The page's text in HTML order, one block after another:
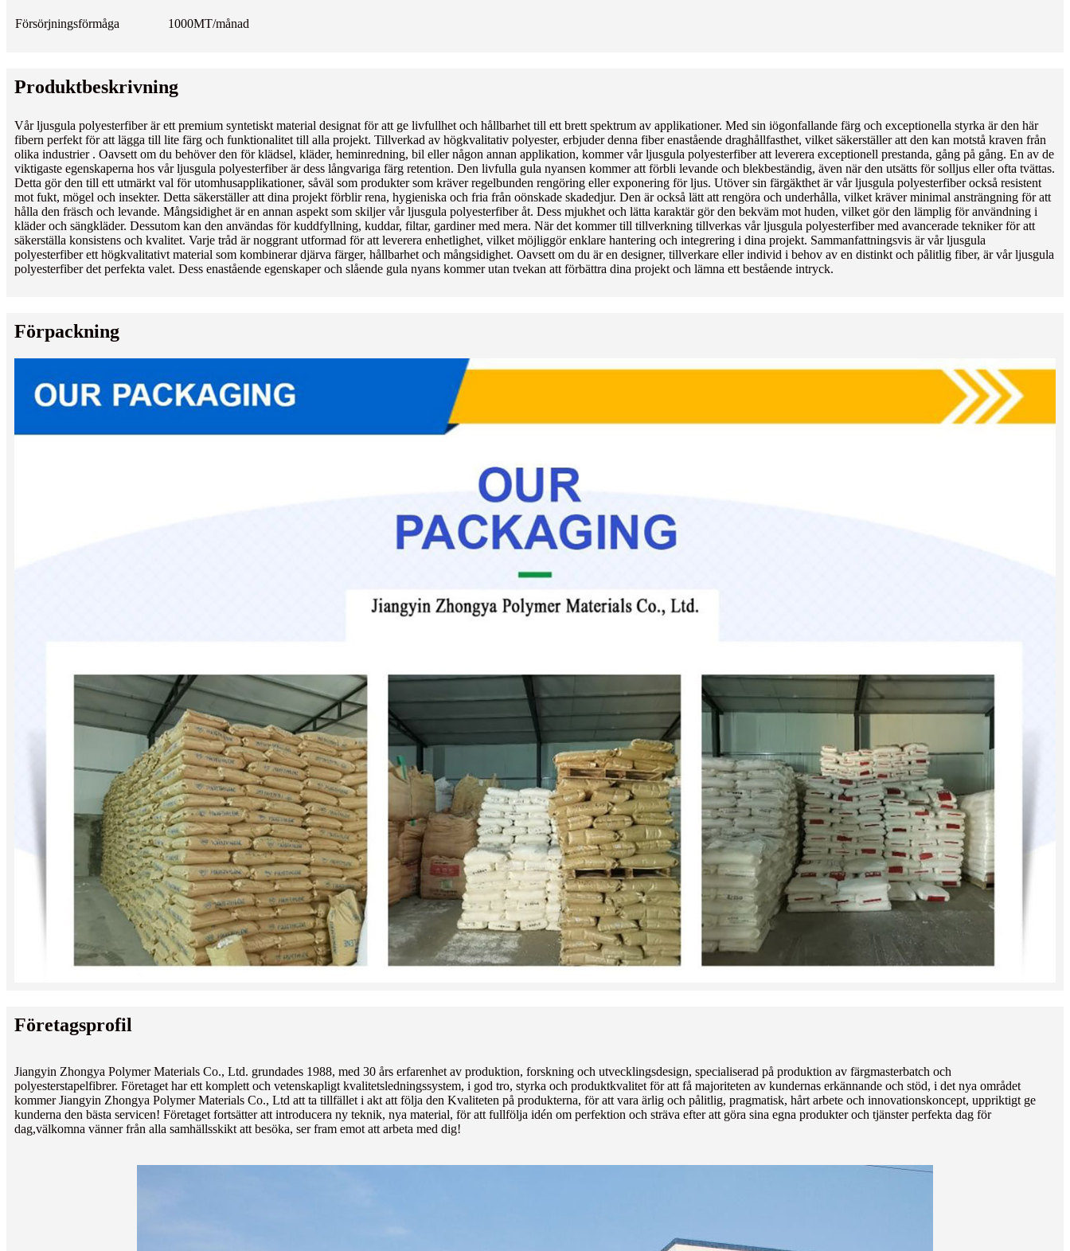
Försörjningsförmåga 1000MT/månad
Produktbeskrivning
Vår ljusgula polyesterfiber är ett premium syntetiskt material designat för att ge livfullhet och hållbarhet till ett brett spektrum av applikationer. Med sin iögonfallande färg och exceptionella styrka är den här
fibern perfekt för att lägga till lite färg och funktionalitet till alla projekt. Tillverkad av högkvalitativ polyester, erbjuder denna fiber enastående draghållfasthet, vilket säkerställer att den kan motstå kraven från
olika industrier . Oavsett om du behöver den för klädsel, kläder, heminredning, bil eller någon annan applikation, kommer vår ljusgula polyesterfiber att leverera exceptionell prestanda, gång på gång. En av de
viktigaste egenskaperna hos vår ljusgula polyesterfiber är dess långvariga färg retention. Den livfulla gula nyansen kommer att förbli levande och blekbeständig, även när den utsätts för solljus eller ofta tvättas.
Detta gör den till ett utmärkt val för utomhusapplikationer, såväl som produkter som kräver regelbunden rengöring eller exponering för ljus. Utöver sin färgäkthet är vår ljusgula polyesterfiber också resistent
mot fukt, mögel och insekter. Detta säkerställer att dina projekt förblir rena, hygieniska och fria från oönskade skadedjur. Den är också lätt att rengöra och underhålla, vilket kräver minimal ansträngning för att
hålla den fräsch och levande. Mångsidighet är en annan aspekt som skiljer vår ljusgula polyesterfiber åt. Dess mjukhet och lätta karaktär gör den bekväm mot huden, vilket gör den lämplig för användning i
kläder och sängkläder. Dessutom kan den användas för kuddfyllning, kuddar, filtar, gardiner med mera. När det kommer till tillverkning tillverkas vår ljusgula polyesterfiber med avancerade tekniker för att
säkerställa konsistens och kvalitet. Varje tråd är noggrant utformad för att leverera enhetlighet, vilket möjliggör enklare hantering och integrering i dina projekt. Sammanfattningsvis är vår ljusgula
polyesterfiber ett högkvalitativt material som kombinerar djärva färger, hållbarhet och mångsidighet. Oavsett om du är en designer, tillverkare eller individ i behov av en distinkt och pålitlig fiber, är vår ljusgula
polyesterfiber det perfekta valet. Dess enastående egenskaper och slående gula nyans kommer utan tvekan att förbättra dina projekt och lämna ett bestående intryck.
Förpackning
Företagsprofil
Jiangyin Zhongya Polymer Materials Co., Ltd. grundades 1988, med 30 års erfarenhet av produktion, forskning och utvecklingsdesign, specialiserad på produktion av färgmasterbatch och
polyesterstapelfibrer. Företaget har ett komplett och vetenskapligt kvalitetsledningssystem, i god tro, styrka och produktkvalitet för att få majoriteten av kundernas erkännande och stöd, i det nya området
kommer Jiangyin Zhongya Polymer Materials Co., Ltd att ta tillfället i akt att följa den Kvaliteten på produkterna, för att vara ärlig och pålitlig, pragmatisk, hårt arbete och innovationskoncept, uppriktigt ge
kunderna den bästa servicen! Företaget fortsätter att introducera ny teknik, nya material, för att fullfölja idén om perfektion och sträva efter att göra sina egna produkter och tjänster perfekta dag för
dag,välkomna vänner från alla samhällsskikt att besöka, ser fram emot att arbeta med dig!